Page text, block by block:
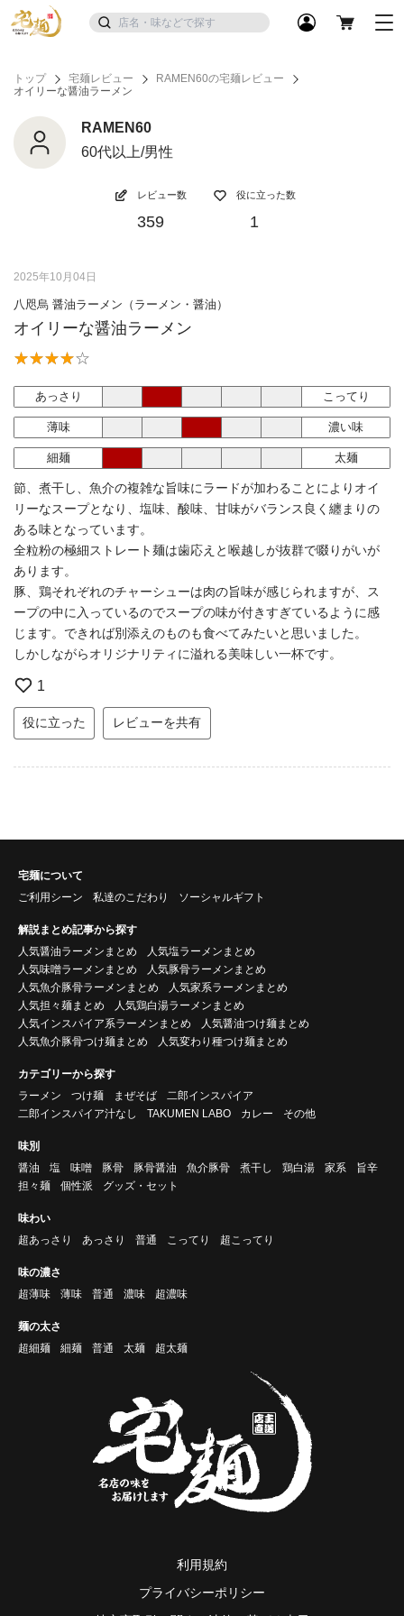
トップ 宅麺レビュー
RAMEN60の宅麺レビュー
オイリーな醤油ラーメン
RAMEN60
60代以上/男性
レビュー数
359
役に立った数
1
2025年10月04日
八咫烏 醤油ラーメン（ラーメン・醤油）
オイリーな醤油ラーメン
あっさり こってり
薄味 濃い味
細麺 太麺
節、煮干し、魚介の複雑な旨味にラードが加わることによりオイ
リーなスープとなり、塩味、酸味、甘味がバランス良く纏まりの
ある味となっています。
全粒粉の極細ストレート麺は歯応えと喉越しが抜群で啜りがいが
あります。
豚、鶏それぞれのチャーシューは肉の旨味が感じられますが、ス
ープの中に入っているのでスープの味が付きすぎているように感
じます。できれば別添えのものも食べてみたいと思いました。
しかしながらオリジナリティに溢れる美味しい一杯です。
1
役に立った レビューを共有
宅麺について
ご利用シーン
私達のこだわり ソーシャルギフト
解説まとめ記事から探す
人気醤油ラーメンまとめ
人気塩ラーメンまとめ
人気味噌ラーメンまとめ
人気豚骨ラーメンまとめ
人気魚介豚骨ラーメンまとめ
人気家系ラーメンまとめ
人気担々麺まとめ
人気鶏白湯ラーメンまとめ
人気インスパイア系ラーメンまとめ
人気醤油つけ麺まとめ
人気魚介豚骨つけ麺まとめ
人気変わり種つけ麺まとめ
カテゴリーから探す
ラーメン
つけ麺 まぜそば
二郎インスパイア
二郎インスパイア汁なし
TAKUMEN LABO カレー その他
味別
醤油
塩 味噌 豚骨 豚骨醤油 魚介豚骨 煮干し 鶏白湯 家系
旨辛
担々麺
個性派 グッズ・セット
味わい
超あっさり
あっさり 普通 こってり 超こってり
味の濃さ
超薄味
薄味 普通 濃味 超濃味
麺の太さ
超細麺
細麺 普通 太麺 超太麺
利用規約
プライバシーポリシー